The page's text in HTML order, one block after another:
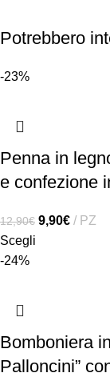
Potrebbero
-23%
Penna in
e confezione
12,90€ 9,90€
PZ
Scegli
-24%
Bomboniera
Palloncini”